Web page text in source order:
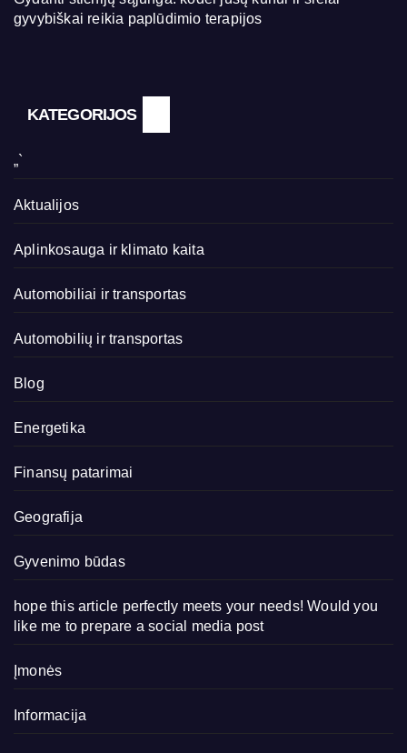
gyvybiškai reikia paplūdimio terapijos
KATEGORIJOS
„`
Aktualijos
Aplinkosauga ir klimato kaita
Automobiliai ir transportas
Automobilių ir transportas
Blog
Energetika
Finansų patarimai
Geografija
Gyvenimo būdas
hope this article perfectly meets your needs! Would you
like me to prepare a social media post
Įmonės
Informacija